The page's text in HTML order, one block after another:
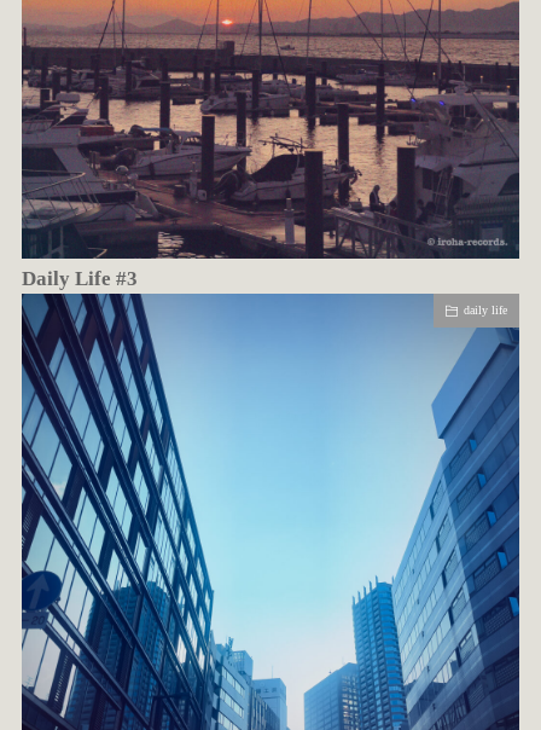
Daily Life #3
daily life